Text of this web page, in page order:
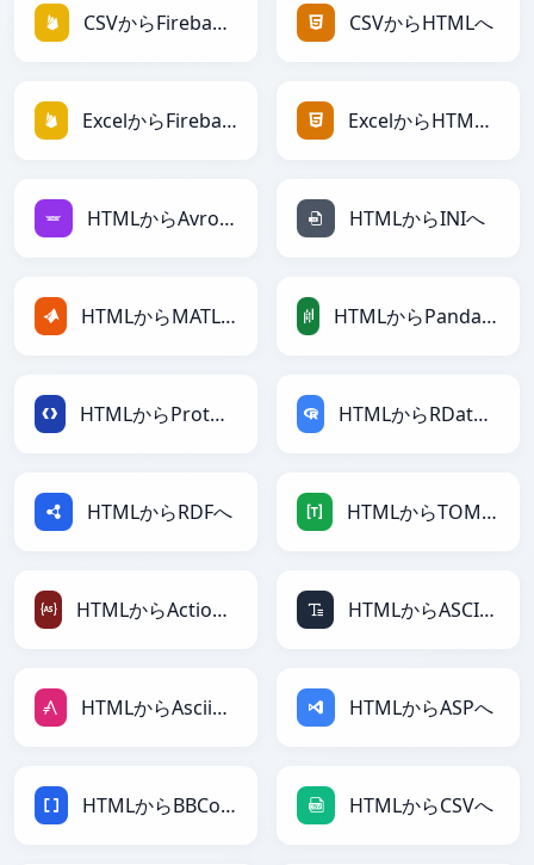
CSVからFirebaseへ CSVからHTMLへ
ExcelからFirebaseへ ExcelからHTMLへ
HTMLからAvroへ HTMLからINIへ
HTMLからMATLABへ HTMLからPandasDataFrameへ
HTMLからProtobufへ HTMLからRDataFrameへ
HTMLからRDFへ HTMLからTOMLへ
HTMLからActionScriptへ HTMLからASCIIへ
HTMLからAsciiDocへ HTMLからASPへ
HTMLからBBCodeへ HTMLからCSVへ